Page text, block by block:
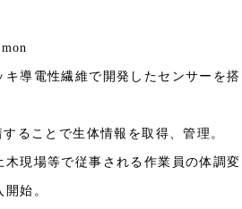
導電性繊維で開発したセンサーを搭
することで生体情報を取得、管理。
現場等で従事される作業員の体調変
始。